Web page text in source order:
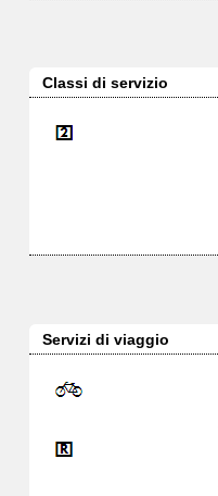
Classi di servizio
Servizi di viaggio